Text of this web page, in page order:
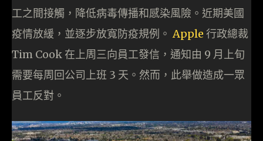
工之間接觸，降低病毒傳播和感染風險。近期美國
疫情放緩，並逐步放寬防疫規例。Apple 行政總裁
Tim Cook 在上周三向員工發信，通知由 9 月上旬
需要每周回公司上班 3 天。然而，此舉做造成一眾
員工反對。